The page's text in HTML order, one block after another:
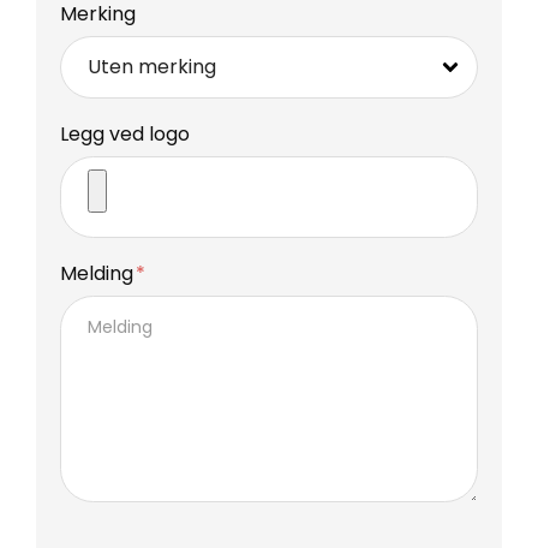
Merking
Legg ved logo
Melding